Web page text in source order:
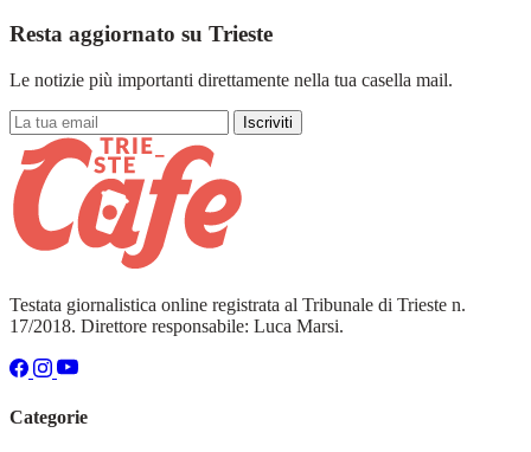
Resta aggiornato su Trieste
Le notizie più importanti direttamente nella tua casella mail.
Iscriviti
Testata giornalistica online registrata al Tribunale di Trieste n.
17/2018. Direttore responsabile: Luca Marsi.
Categorie